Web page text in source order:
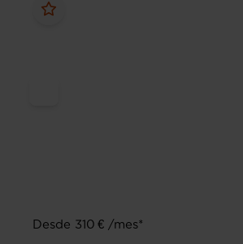
Desde 310 € /mes*